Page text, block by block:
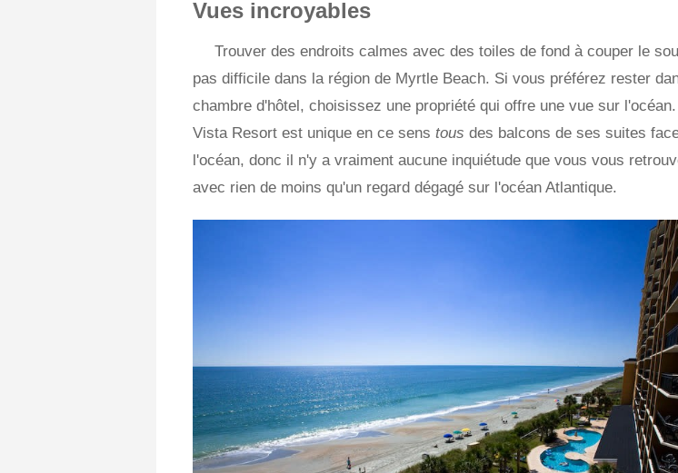
Vues incroyables
Trouver des endroits calmes avec des toiles de fond à couper le
pas difficile dans la région de Myrtle Beach. Si vous préférez rester
chambre d'hôtel, choisissez une propriété qui offre une vue sur
Vista Resort est unique en ce sens tous des balcons de ses suites
l'océan, donc il n'y a vraiment aucune inquiétude que vous vous
avec rien de moins qu'un regard dégagé sur l'océan Atlantique.